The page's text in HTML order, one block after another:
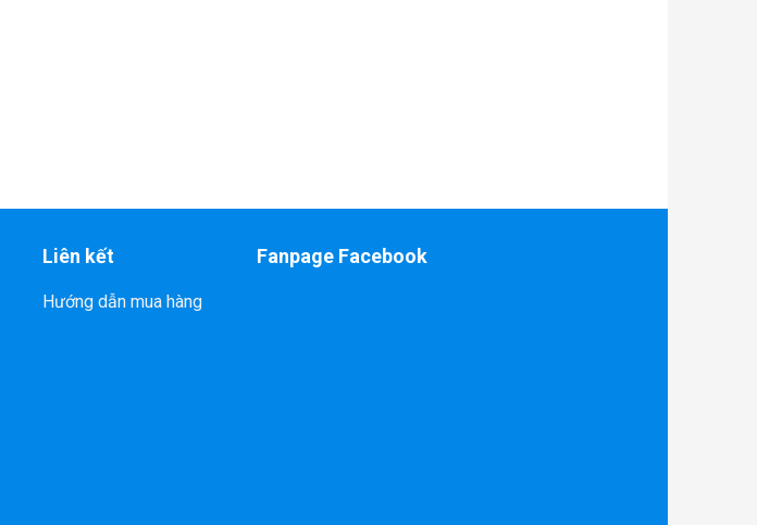
Liên kết
Hướng dẫn mua hàng
Fanpage Facebook